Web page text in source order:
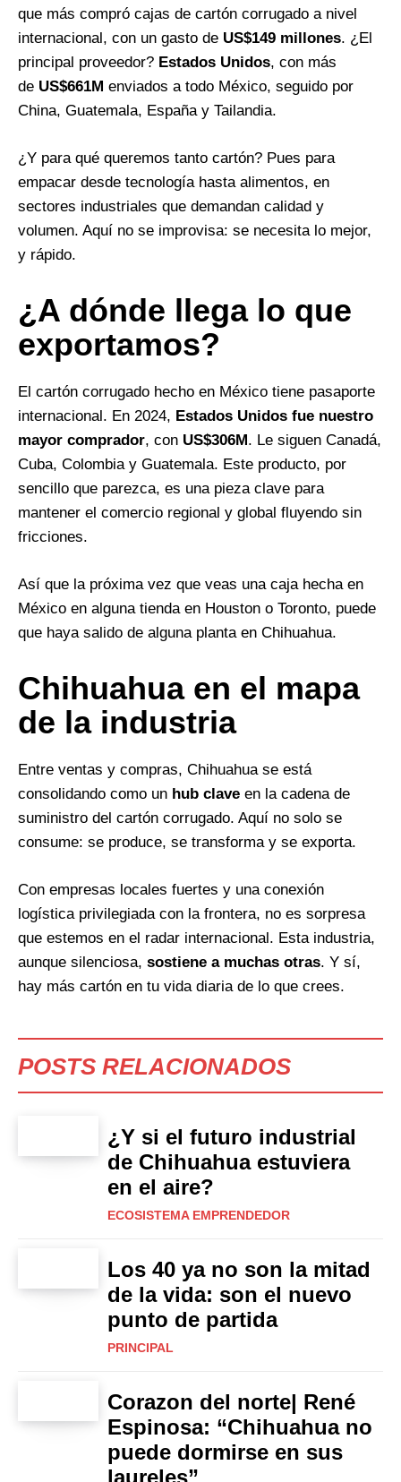
que más compró cajas de cartón corrugado a nivel
internacional, con un gasto de US$149 millones. ¿El
principal proveedor? Estados Unidos, con más
de US$661M enviados a todo México, seguido por
China, Guatemala, España y Tailandia.
¿Y para qué queremos tanto cartón? Pues para
empacar desde tecnología hasta alimentos, en
sectores industriales que demandan calidad y
volumen. Aquí no se improvisa: se necesita lo mejor,
y rápido.
¿A dónde llega lo que
exportamos?
El cartón corrugado hecho en México tiene pasaporte
internacional. En 2024, Estados Unidos fue nuestro
mayor comprador, con US$306M . Le siguen Canadá,
Cuba, Colombia y Guatemala. Este producto, por
sencillo que parezca, es una pieza clave para
mantener el comercio regional y global fluyendo sin
fricciones.
Así que la próxima vez que veas una caja hecha en
México en alguna tienda en Houston o Toronto, puede
que haya salido de alguna planta en Chihuahua.
Chihuahua en el mapa
de la industria
Entre ventas y compras, Chihuahua se está
consolidando como un hub clave en la cadena de
suministro del cartón corrugado. Aquí no solo se
consume: se produce, se transforma y se exporta.
Con empresas locales fuertes y una conexión
logística privilegiada con la frontera, no es sorpresa
que estemos en el radar internacional. Esta industria,
aunque silenciosa, sostiene a muchas otras. Y sí,
hay más cartón en tu vida diaria de lo que crees.
POSTS RELACIONADOS
¿Y si el futuro industrial
de Chihuahua estuviera
en el aire?
ECOSISTEMA EMPRENDEDOR
Los 40 ya no son la mitad
de la vida: son el nuevo
punto de partida
PRINCIPAL
Corazon del norte| René
Espinosa: “Chihuahua no
puede dormirse en sus